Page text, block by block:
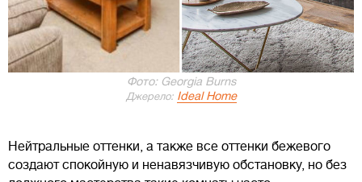
Фото: Georgia Burns
Джерело: Ideal Home
Нейтральные оттенки, а также все оттенки бежевого
создают спокойную и ненавязчивую обстановку, но без